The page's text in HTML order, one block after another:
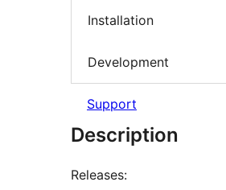
Installation
Development
Support
Description
Releases: